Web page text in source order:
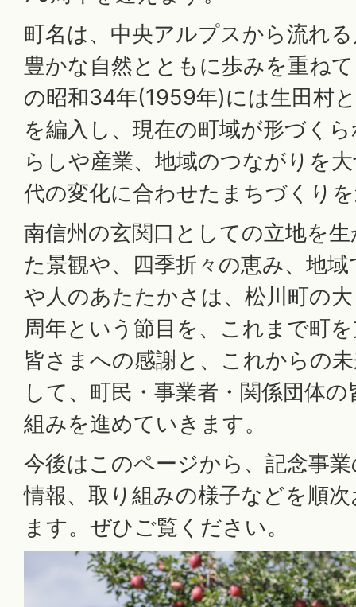
町名は、中央アルプスから流れ
豊かな自然とともに歩みを重ね
の昭和34年(1959年)には生田村
を編入し、現在の町域が形づく
らしや産業、地域のつながりを
代の変化に合わせたまちづくり
南信州の玄関口としての立地を
た景観や、四季折々の恵み、地
や人のあたたかさは、松川町の
周年という節目を、これまで町
皆さまへの感謝と、これからの
して、町民・事業者・関係団体
組みを進めていきます。
今後はこのページから、記念事
情報、取り組みの様子などを順
ます。ぜひご覧ください。